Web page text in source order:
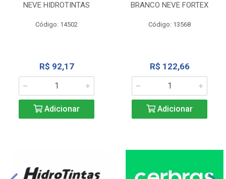
NEVE HIDROTINTAS
Código: 14502
R$ 92,17
Adicionar
BRANCO NEVE FORTEX
Código: 13568
R$ 122,66
Adicionar